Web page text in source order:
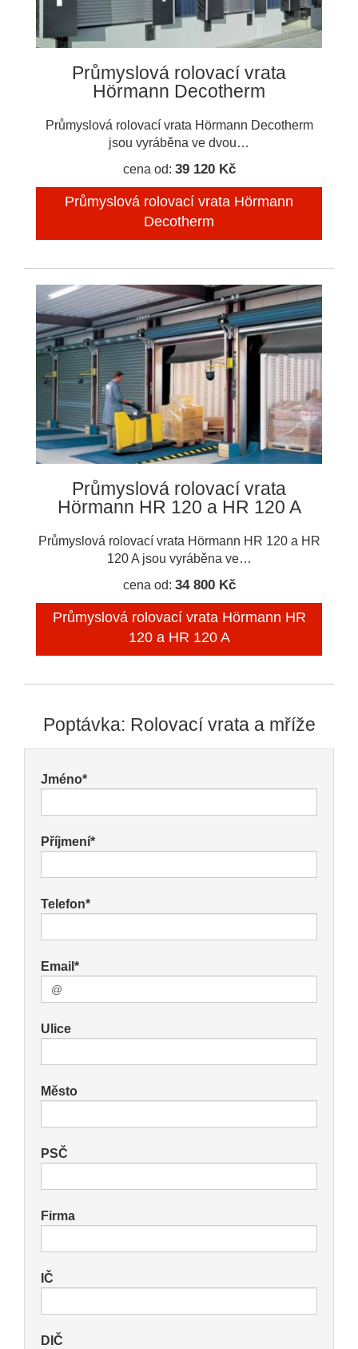
Průmyslová rolovací vrata
Hörmann Decotherm
Průmyslová rolovací vrata Hörmann Decotherm
jsou vyráběna ve dvou…
cena od: 39 120 Kč
Průmyslová rolovací vrata Hörmann
Decotherm
Průmyslová rolovací vrata
Hörmann HR 120 a HR 120 A
Průmyslová rolovací vrata Hörmann HR 120 a HR
120 A jsou vyráběna ve…
cena od: 34 800 Kč
Průmyslová rolovací vrata Hörmann HR
120 a HR 120 A
Poptávka: Rolovací vrata a mříže
Jméno*
Příjmení*
Telefon*
Email*
Ulice
Město
PSČ
Firma
IČ
DIČ